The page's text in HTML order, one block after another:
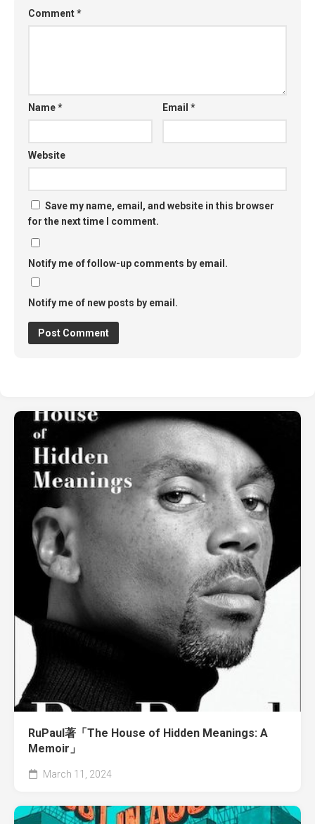
Comment*
Name* Email*
Website
Save my name, email, and website in this browser
for the next time I comment.
Notify me of follow-up comments by email.
Notify me of new posts by email.
RuPaul著「The House of Hidden Meanings: A
Memoir」
March 11, 2024